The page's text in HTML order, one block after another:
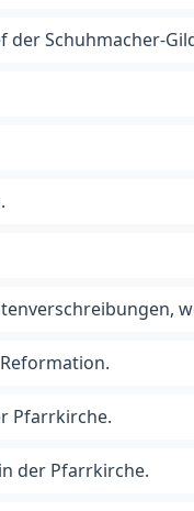
Schuhmacher-
Pfarrkirche.
der Pfarrkirche.